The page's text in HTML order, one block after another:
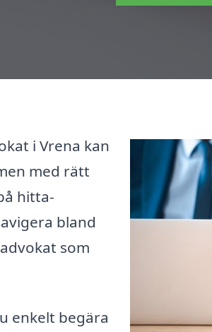
i Vrena kan
med rätt
hitta-
bland
som
enkelt begära